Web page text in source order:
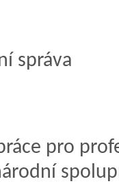
správa
pro